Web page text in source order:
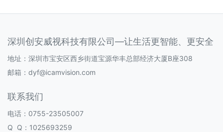
深圳创安威视科技有限公司—让生活更智能、更安全
地址：深圳市宝安区西乡街道宝源华丰总部经济大厦B座308
邮箱： dyf@icamvision.com
联系我们
电话：0755-23505007
Q Q： 1025693259